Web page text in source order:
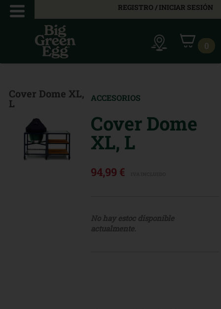
REGISTRO / INICIAR SESIÓN
0
Cover Dome XL,
L ACCESORIOS
Cover Dome
XL, L
94,99 €
No hay estoc disponible
actualmente.